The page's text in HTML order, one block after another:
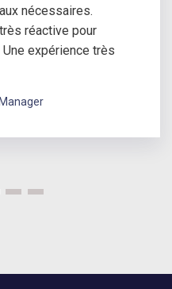
nécessaires.
réactive pour
expérience très